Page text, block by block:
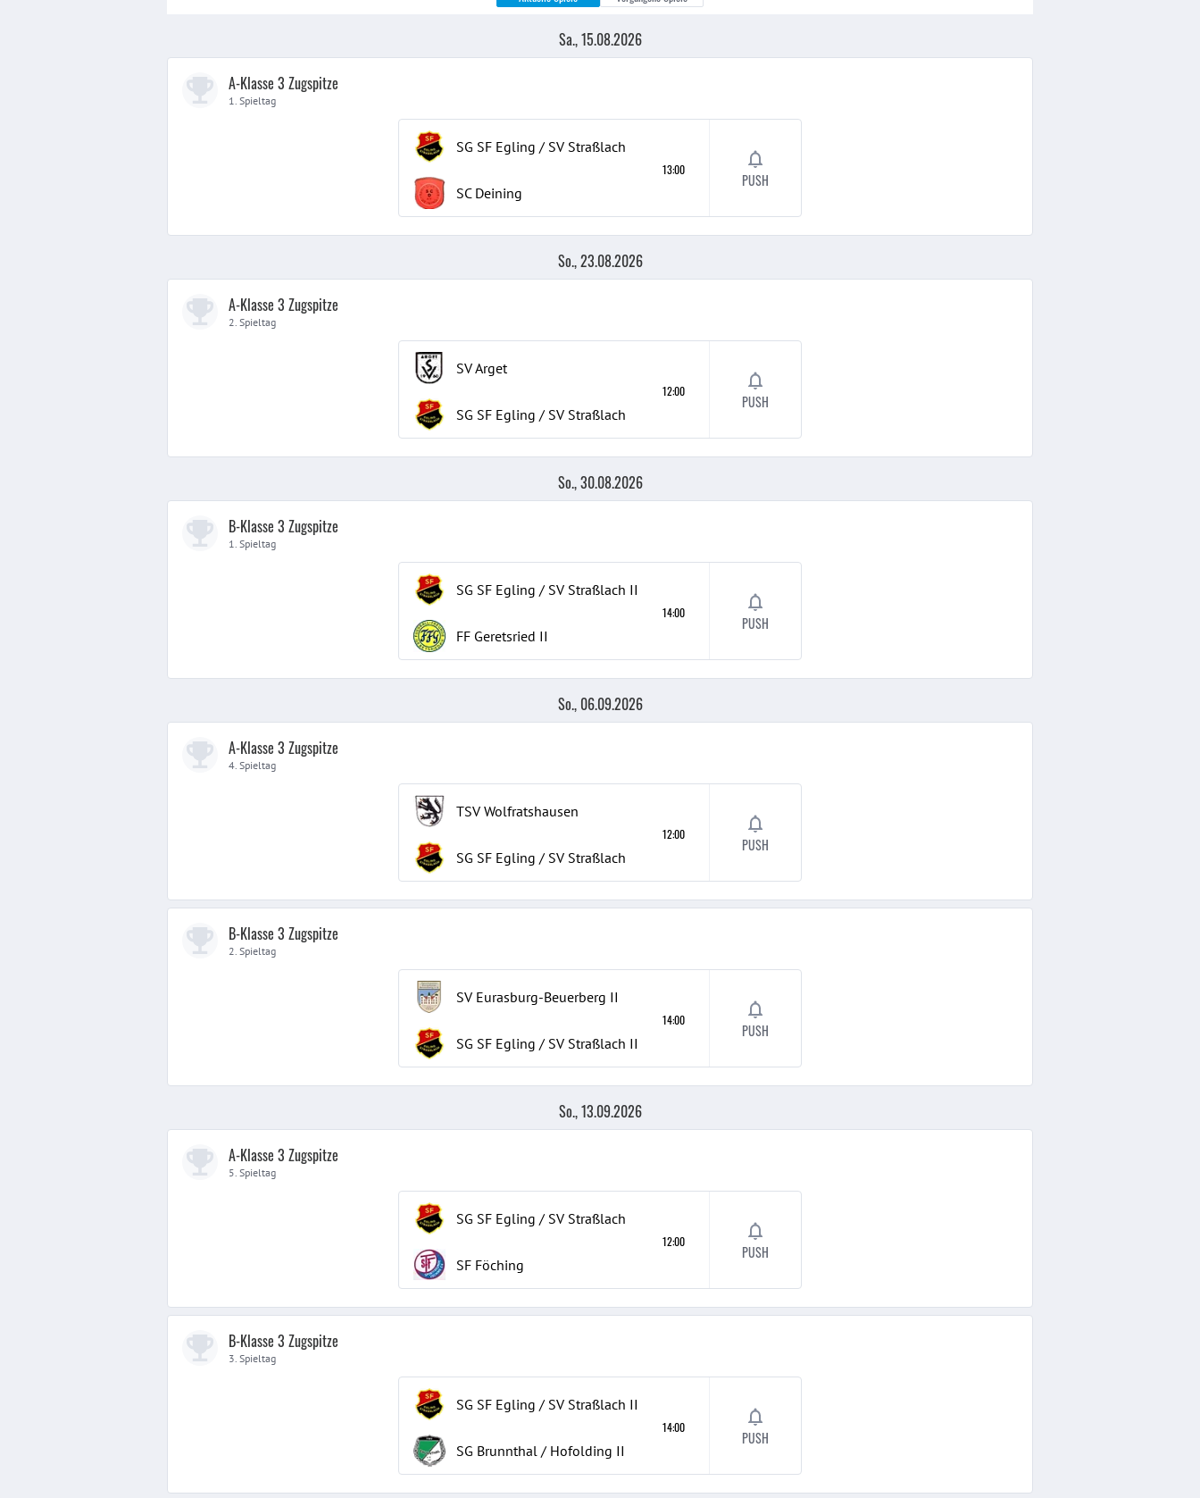
Sa., 15.08.2026
A-Klasse 3 Zugspitze
1. Spieltag
SG SF Egling / SV Straßlach
SC Deining
13:00
PUSH
So., 23.08.2026
A-Klasse 3 Zugspitze
2. Spieltag
SV Arget
SG SF Egling / SV Straßlach
12:00
PUSH
So., 30.08.2026
B-Klasse 3 Zugspitze
1. Spieltag
SG SF Egling / SV Straßlach II
FF Geretsried II
14:00
PUSH
So., 06.09.2026
A-Klasse 3 Zugspitze
4. Spieltag
TSV Wolfratshausen
SG SF Egling / SV Straßlach
12:00
PUSH
B-Klasse 3 Zugspitze
2. Spieltag
SV Eurasburg-Beuerberg II
SG SF Egling / SV Straßlach II
14:00
PUSH
So., 13.09.2026
A-Klasse 3 Zugspitze
5. Spieltag
SG SF Egling / SV Straßlach
SF Föching
12:00
PUSH
B-Klasse 3 Zugspitze
3. Spieltag
SG SF Egling / SV Straßlach II
SG Brunnthal / Hofolding II
14:00
PUSH